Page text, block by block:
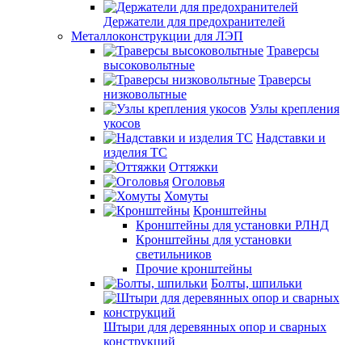
Держатели для предохранителей
Металлоконструкции для ЛЭП
Траверсы
высоковольтные
Траверсы
низковольтные
Узлы крепления
укосов
Надставки и
изделия ТС
Оттяжки
Оголовья
Хомуты
Кронштейны
Кронштейны для установки РЛНД
Кронштейны для установки
светильников
Прочие кронштейны
Болты, шпильки
Штыри для деревянных опор и сварных
конструкций